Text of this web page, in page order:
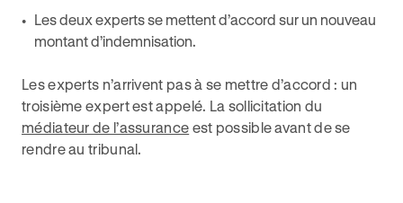
Les deux experts se mettent d’accord sur un nouveau
montant d’indemnisation.
Les experts n’arrivent pas à se mettre d’accord : un
troisième expert est appelé. La sollicitation du
médiateur de l’assurance est possible avant de se
rendre au tribunal.